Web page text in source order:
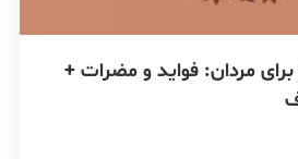
مردان: فواید و مضرات +